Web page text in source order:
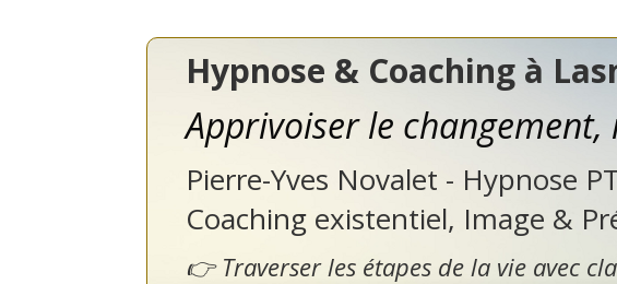
Hypnose & Coaching à
Apprivoiser le changement,
Pierre-Yves Novalet - Hypnose
Coaching existentiel, Image &
👉 Traverser les étapes de la vie avec